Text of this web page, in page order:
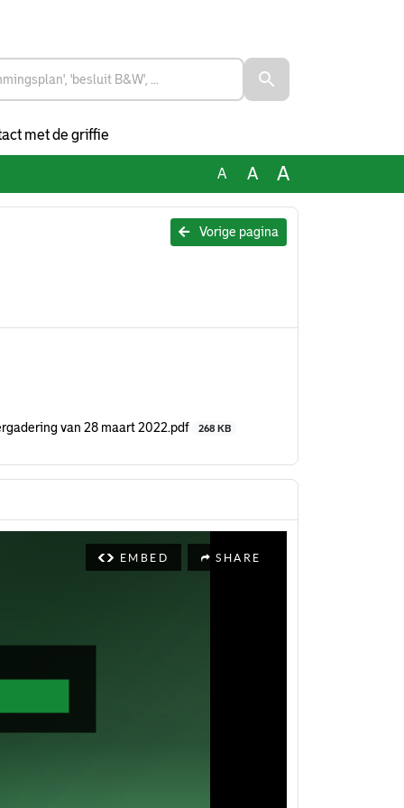
met de griffie
A A A
Vorige pagina
van 28 maart 2022.pdf 268 KB